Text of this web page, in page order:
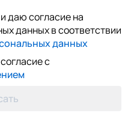
даю согласие на
данных в соответствии
данных
с